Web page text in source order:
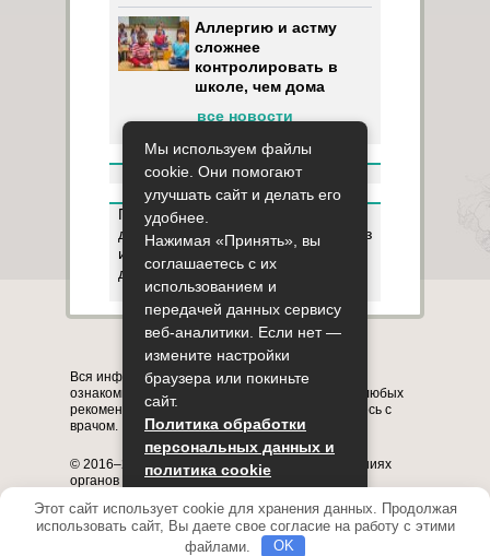
Аллергию и астму
сложнее
контролировать в
школе, чем дома
все новости
Пользуясь данным ресурсом вы
даёте разрешение на сбор, анализ
и хранение своих персональных
данных согласно Правилам
Карта сайта О сайте Контакты
Вся информация на сайте представлена в
ознакомительных целях. Перед применением любых
рекомендаций обязательно проконсультируйтесь с
врачом.
© 2016–2026, медицинский портал о заболеваниях
органов системы дыхания astmania.ru
сайта без указания активной ссылки на него
запрещено.
Мы используем файлы
cookie. Они помогают
улучшать сайт и делать его
удобнее.
Нажимая «Принять», вы
соглашаетесь с их
использованием и
передачей данных сервису
веб-аналитики. Если нет —
измените настройки
браузера или покиньте
сайт.
Политика обработки
персональных данных и
политика cookie
Принять
Этот сайт использует cookie для хранения данных. Продолжая
использовать сайт, Вы даете свое согласие на работу с этими
файлами.
OK